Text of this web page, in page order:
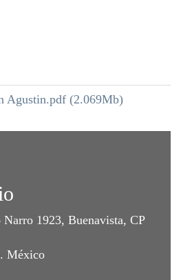
Agustin.pdf (2.069Mb)
1923, Buenavista, CP
México